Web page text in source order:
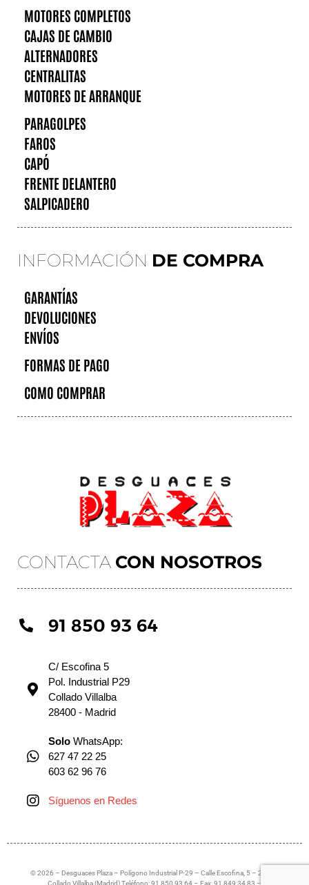
CONTACTA CON NOSOTROS
91 850 93 64
C/ Escofina 5
Pol. Industrial P29
Collado Villalba
28400 - Madrid
Solo WhatsApp:
627 47 22 25
603 62 96 76
Síguenos en Redes
MOTORES COMPLETOS
CAJAS DE CAMBIO
ALTERNADORES
CENTRALITAS
MOTORES DE ARRANQUE
PARAGOLPES
FAROS
CAPÓ
FRENTE DELANTERO
SALPICADERO
INFORMACIÓN DE COMPRA
GARANTÍAS
DEVOLUCIONES
ENVÍOS
FORMAS DE PAGO
COMO COMPRAR
© 2026 – Desguaces Plaza – Polígono Industrial P-29 – Calle Escofina, 5 – 28400
Collado Villalba (Madrid) Teléfono: 91 850 93 64 – Fax: 91 849 34 83 –